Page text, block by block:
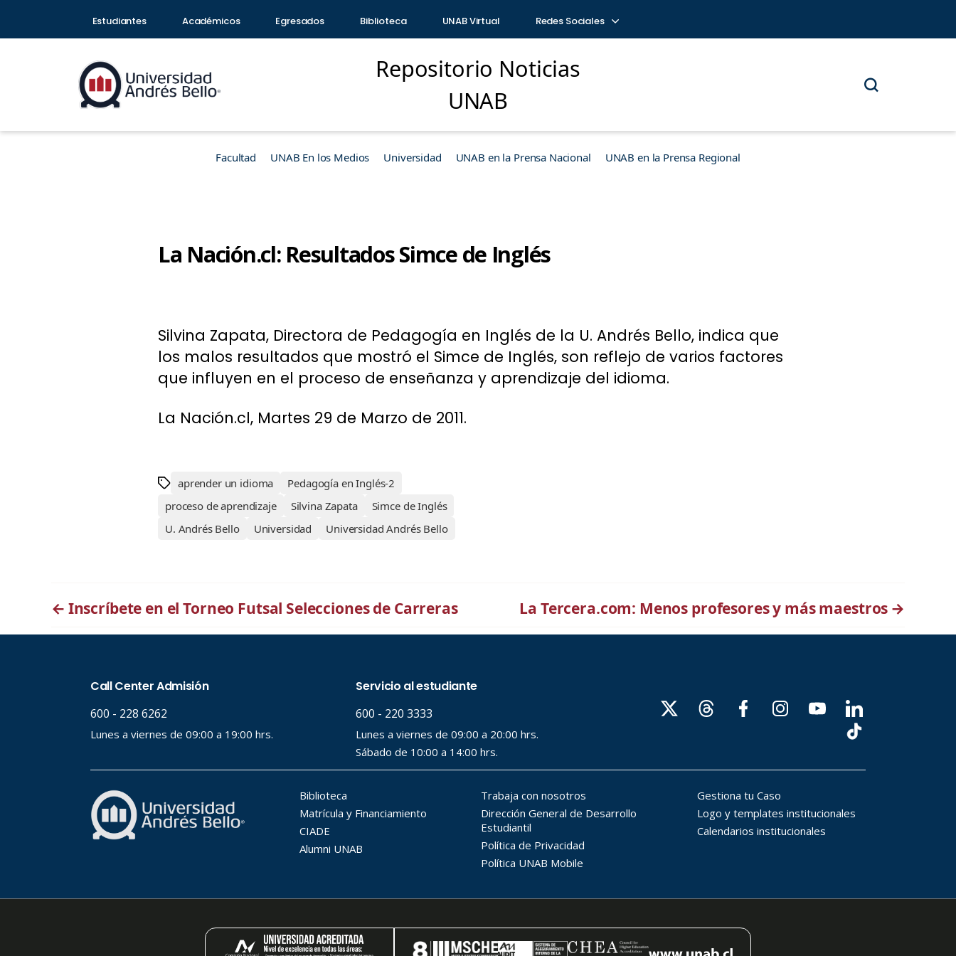
Estudiantes Académicos Egresados Biblioteca UNAB Virtual Redes Sociales
Repositorio Noticias
UNAB
Facultad UNAB En los Medios Universidad UNAB en la Prensa Nacional UNAB en la Prensa Regional
La Nación.cl: Resultados Simce de Inglés
Silvina Zapata, Directora de Pedagogía en Inglés de la U. Andrés Bello, indica que
los malos resultados que mostró el Simce de Inglés, son reflejo de varios factores
que influyen en el proceso de enseñanza y aprendizaje del idioma.
La Nación.cl, Martes 29 de Marzo de 2011.
aprender un idioma
Pedagogía en Inglés-2
proceso de aprendizaje
Silvina Zapata
Simce de Inglés
U. Andrés Bello
Universidad Universidad Andrés Bello
← Inscríbete en el Torneo Futsal Selecciones de Carreras La Tercera.com: Menos profesores y más maestros →